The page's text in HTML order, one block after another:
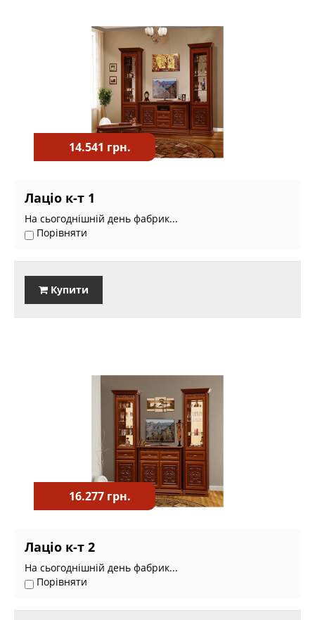
14.541 грн.
Лаціо к-т 1
На сьогоднішній день фабрик...
Порівняти
Купити
16.277 грн.
Лаціо к-т 2
На сьогоднішній день фабрик...
Порівняти